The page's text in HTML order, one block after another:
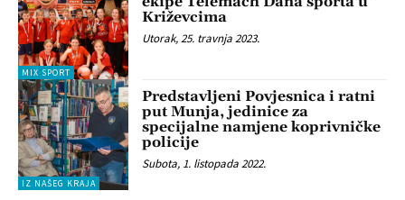
MIX SPORT
Križevcima
Utorak, 25. travnja 2023.
IZ NAŠEG KRAJA
Predstavljeni Povjesnica i ratni
put Munja, jedinice za
specijalne namjene koprivničke
policije
Subota, 1. listopada 2022.